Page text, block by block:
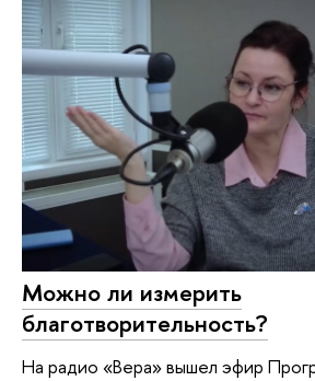
Можно ли измерить
благотворительность?
На радио «Вера» вышел эфир